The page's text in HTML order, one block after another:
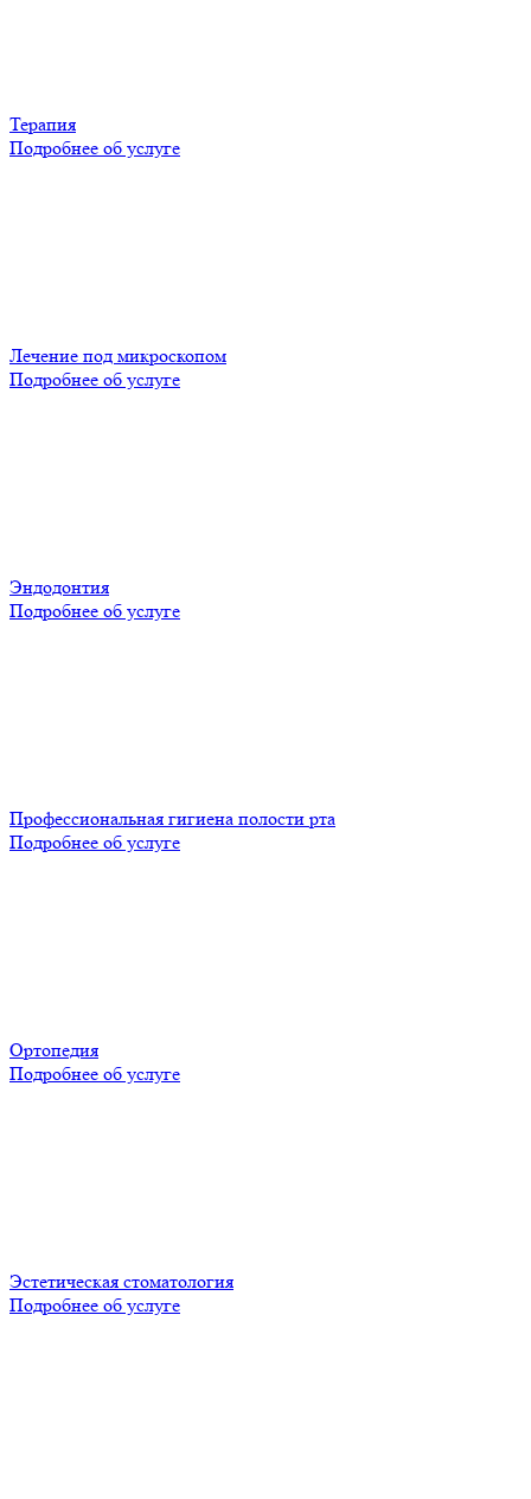
Терапия
Подробнее об услуге
Лечение под микроскопом
Подробнее об услуге
Эндодонтия
Подробнее об услуге
Профессиональная гигиена полости рта
Подробнее об услуге
Ортопедия
Подробнее об услуге
Эстетическая стоматология
Подробнее об услуге